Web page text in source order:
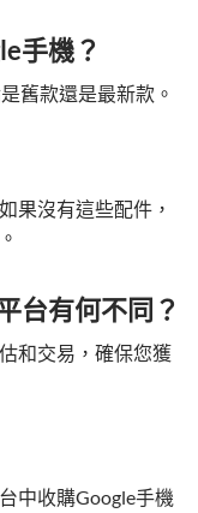
手機？
舊款還是最新款。
果沒有這些配件，
台有何不同？
和交易，確保您獲
中收購Google手機